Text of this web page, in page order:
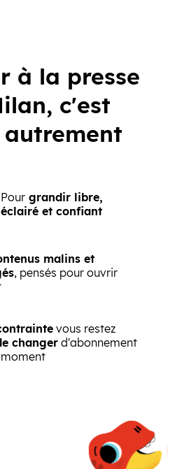
à la presse
c'est
Pour grandir libre,
éclairé et confiant
malins et
, pensés pour ouvrir
vous restez
changer d'abonnement